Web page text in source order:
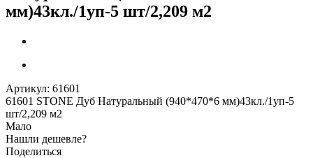
мм)43кл./1уп-5 шт/2,209 м2
Артикул: 61601
61601 STONE Дуб Натуральный (940*470*6 мм)43кл./1уп-5
шт/2,209 м2
Мало
Нашли дешевле?
Поделиться